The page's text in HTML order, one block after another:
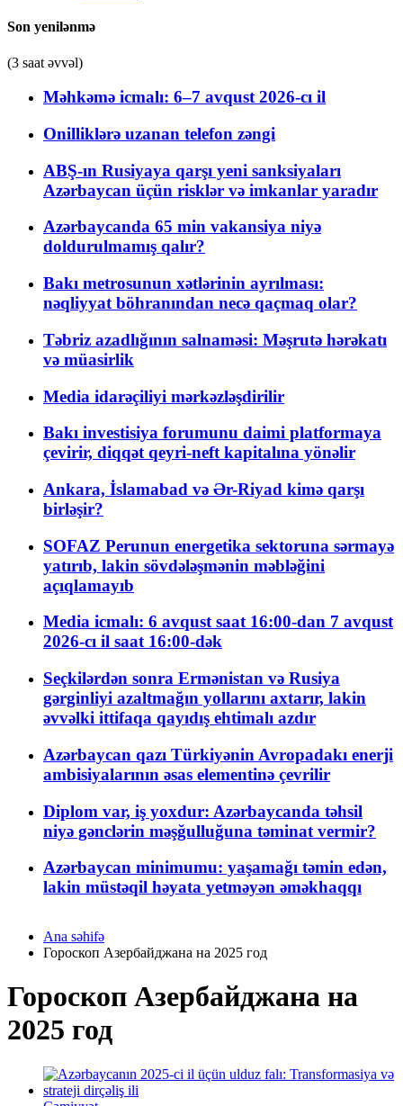
Son yenilənmə
(3 saat əvvəl)
Məhkəmə icmalı: 6–7 avqust 2026-cı il
Onilliklərə uzanan telefon zəngi
ABŞ-ın Rusiyaya qarşı yeni sanksiyaları
Azərbaycan üçün risklər və imkanlar yaradır
Azərbaycanda 65 min vakansiya niyə
doldurulmamış qalır?
Bakı metrosunun xətlərinin ayrılması:
nəqliyyat böhranından necə qaçmaq olar?
Təbriz azadlığının salnaməsi: Məşrutə hərəkatı
və müasirlik
Media idarəçiliyi mərkəzləşdirilir
Bakı investisiya forumunu daimi platformaya
çevirir, diqqət qeyri-neft kapitalına yönəlir
Ankara, İslamabad və Ər-Riyad kimə qarşı
birləşir?
SOFAZ Perunun energetika sektoruna sərmayə
yatırıb, lakin sövdələşmənin məbləğini
açıqlamayıb
Media icmalı: 6 avqust saat 16:00-dan 7 avqust
2026-cı il saat 16:00-dək
Seçkilərdən sonra Ermənistan və Rusiya
gərginliyi azaltmağın yollarını axtarır, lakin
əvvəlki ittifaqa qayıdış ehtimalı azdır
Azərbaycan qazı Türkiyənin Avropadakı enerji
ambisiyalarının əsas elementinə çevrilir
Diplom var, iş yoxdur: Azərbaycanda təhsil
niyə gənclərin məşğulluğuna təminat vermir?
Azərbaycan minimumu: yaşamağı təmin edən,
lakin müstəqil həyata yetməyən əməkhaqqı
Ana səhifə
Гороскоп Азербайджана на 2025 год
Гороскоп Азербайджана на
2025 год